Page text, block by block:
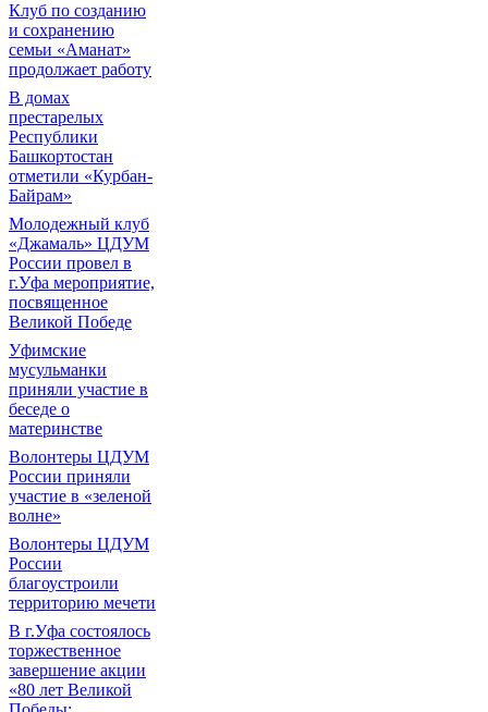
Клуб по созданию
и сохранению
семьи «Аманат»
продолжает работу
В домах
престарелых
Республики
Башкортостан
отметили «Курбан-
Байрам»
Молодежный клуб
«Джамаль» ЦДУМ
России провел в
г.Уфа мероприятие,
посвященное
Великой Победе
Уфимские
мусульманки
приняли участие в
беседе о
материнстве
Волонтеры ЦДУМ
России приняли
участие в «зеленой
волне»
Волонтеры ЦДУМ
России
благоустроили
территорию мечети
В г.Уфа состоялось
торжественное
завершение акции
«80 лет Великой